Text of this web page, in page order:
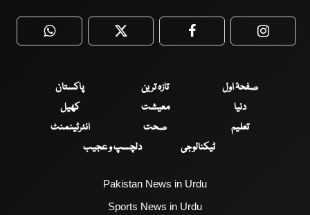
WhatsApp Twitter Facebook
صفحۂ اول تازہ ترین
پاکستان
دنیا
معیشت
کھیل
تعلیم
صحت
انٹرٹینمنٹ
ٹیکنالوجی
دلچسپ و عجیب
Pakistan News in Urdu
Sports News in Urdu